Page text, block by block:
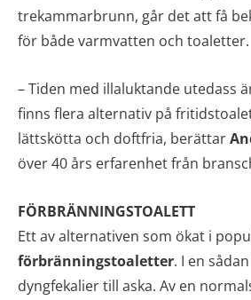
trekammarbrunn, går det att få
för både varmvatten och toaletter.
– Tiden med illaluktande utedass
finns flera alternativ på
lättskötta och doftfria, berättar
över 40 års erfarenhet från
FÖRBRÄNNINGSTOALETT
Ett av alternativen som ökat i
förbränningstoaletter. I en
dyngfekalier till aska. Av en